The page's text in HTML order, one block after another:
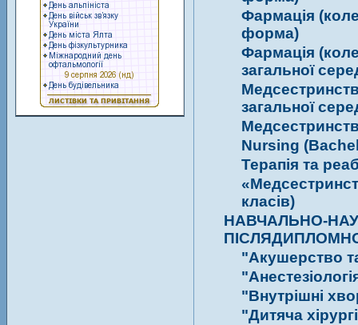
Фармація
форма)
Фармація
загальної
загальної
Nursing
Терапія та
класів)
НАВЧАЛЬНО-
"Акушерство
"Внутрішні
"Дитяча